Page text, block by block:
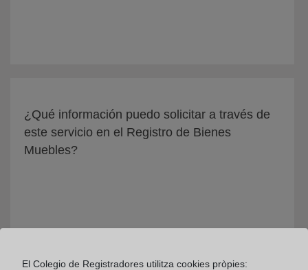
¿Qué información puedo solicitar a través de
este servicio en el Registro de Bienes
Muebles?
El Colegio de Registradores utilitza cookies pròpies: